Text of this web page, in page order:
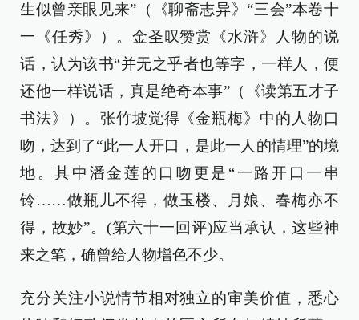
生似曾亲眼见来”（《聊斋志异》“三会”本卷十
一《任秀》）。金圣叹赞赏《水浒》人物的说
话，认为该书“并无之乎者也等字，一样人，便
还他一样说话，真是绝奇本事”（《读第五才子
书法》）。张竹坡觉得《金瓶梅》中的人物口
吻，达到了“此一人开口，是此一人的情理”的境
地。其中潘金莲的口吻更是“一路开口一串
铃……做瓶儿不得，做玉楼、月娘、春梅亦不
得，故妙”。(第六十一回评)应当承认，这些神
来之笔，确曾给人物增色不少。
充分关注小说情节相对独立的审美价值，悉心